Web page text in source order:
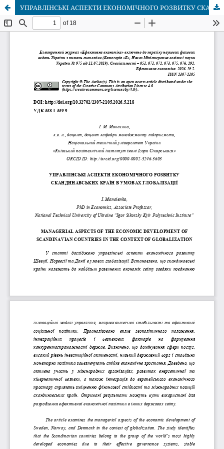
УПРАВЛІНСЬКІ АСПЕКТИ ЕКОНОМІЧНОГО РОЗВИТКУ СКАНДИНАВСЬКИХ КРАЇН В УМОВАХ ГЛОБАЛІЗАЦІЇ